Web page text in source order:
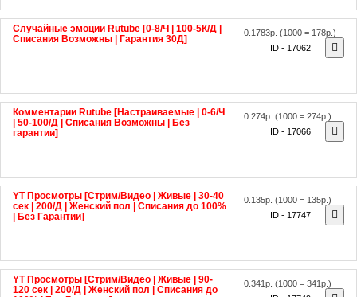
Случайные эмоции Rutube [0-8/Ч | 100-5К/Д |
Списания Возможны | Гарантия 30Д]
0.1783р.(1000 = 178р.)
ID - 17062
Комментарии Rutube [Настраиваемые | 0-6/Ч
| 50-100/Д | Списания Возможны | Без
гарантии]
0.274р.(1000 = 274р.)
ID - 17066
YT Просмотры [Стрим/Видео | Живые | 30-40
сек | 200/Д | Женский пол | Списания до 100%
| Без Гарантии]
0.135р.(1000 = 135р.)
ID - 17747
YT Просмотры [Стрим/Видео | Живые | 90-
120 сек | 200/Д | Женский пол | Списания до
100% | Без Гарантии]
0.341р.(1000 = 341р.)
ID - 17749